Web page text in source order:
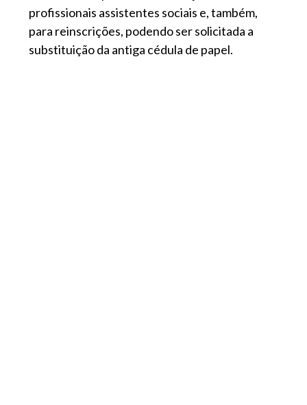
profissionais assistentes sociais e, também,
para reinscrições, podendo ser solicitada a
substituição da antiga cédula de papel.